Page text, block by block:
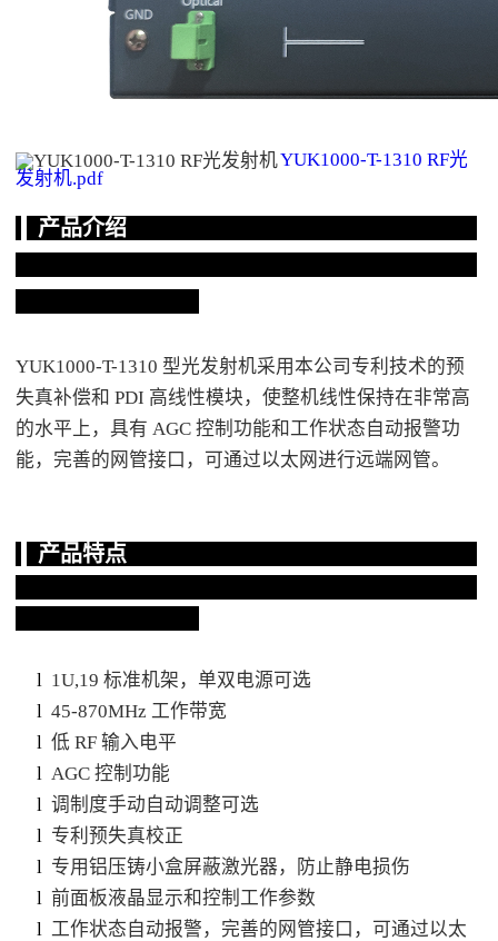
YUK1000-T-1310 RF光
发射机.pdf
产品介绍
YUK1000-T-1310 型光发射机采用本公司专利技术的预
失真补偿和 PDI 高线性模块，使整机线性保持在非常高
的水平上，具有 AGC 控制功能和工作状态自动报警功
能，完善的网管接口，可通过以太网进行远端网管。
产品特点
l 1U,19 标准机架，单双电源可选
l 45-870MHz 工作带宽
l 低 RF 输入电平
l AGC 控制功能
l 调制度手动自动调整可选
l 专利预失真校正
l 专用铝压铸小盒屏蔽激光器，防止静电损伤
l 前面板液晶显示和控制工作参数
l 工作状态自动报警，完善的网管接口，可通过以太